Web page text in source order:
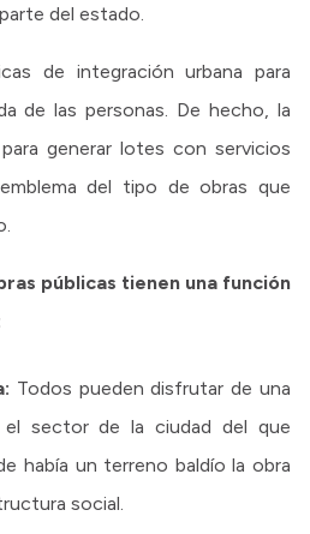
del estado.
de integración urbana para
de las personas. De hecho, la
generar lotes con servicios
del tipo de obras que
públicas tienen una función
Todos pueden disfrutar de una
el sector de la ciudad del que
había un terreno baldío la obra
social.